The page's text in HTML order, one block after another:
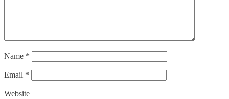
Name *
Email *
Website